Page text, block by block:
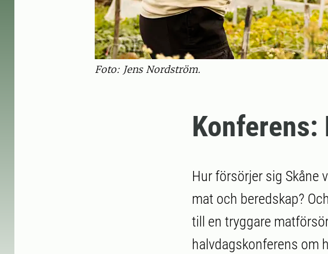
Foto: Jens Nordström.
Konferens:
Hur försörjer sig Skåne
mat och beredskap?
till en tryggare
halvdagskonferens om